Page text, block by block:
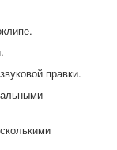
правки.